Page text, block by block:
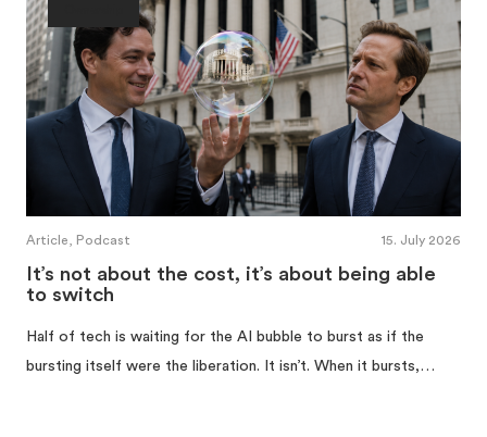
Article, Podcast 15. July 2026
It’s not about the cost, it’s about being able
to switch
Half of tech is waiting for the AI bubble to burst as if the
bursting itself were the liberation. It isn’t. When it bursts,…